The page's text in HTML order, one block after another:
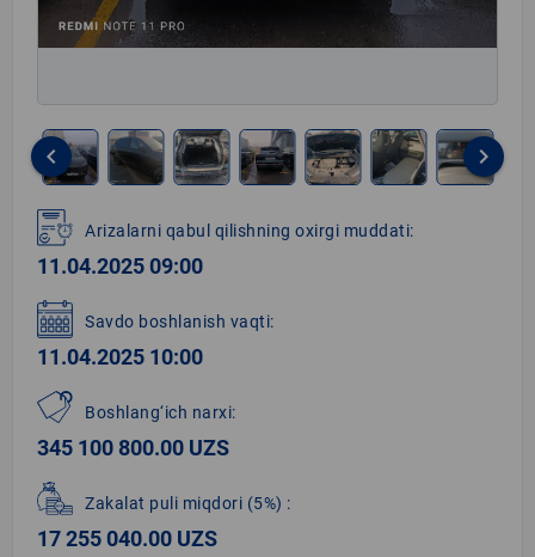
1
of
11
keyboard_arrow_left keyboard_arrow_right
Arizalarni qabul qilishning oxirgi muddati:
11.04.2025 09:00
Savdo boshlanish vaqti:
11.04.2025 10:00
Boshlang‘ich narxi:
345 100 800.00 UZS
Zakalat puli miqdori (5%) :
17 255 040.00 UZS